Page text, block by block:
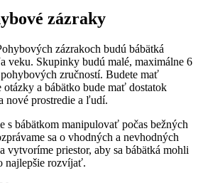
zázraky
zázrakoch budú bábätká
veku. Skupinky budú malé, maximálne 6
zručností. Budete mať
otázky a bábätko bude mať dostatok
nové prostredie a ľudí.
s bábätkom manipulovať počas bežných
sa o vhodných a nevhodných
vytvoríme priestor, aby sa bábätká mohli
najlepšie rozvíjať.